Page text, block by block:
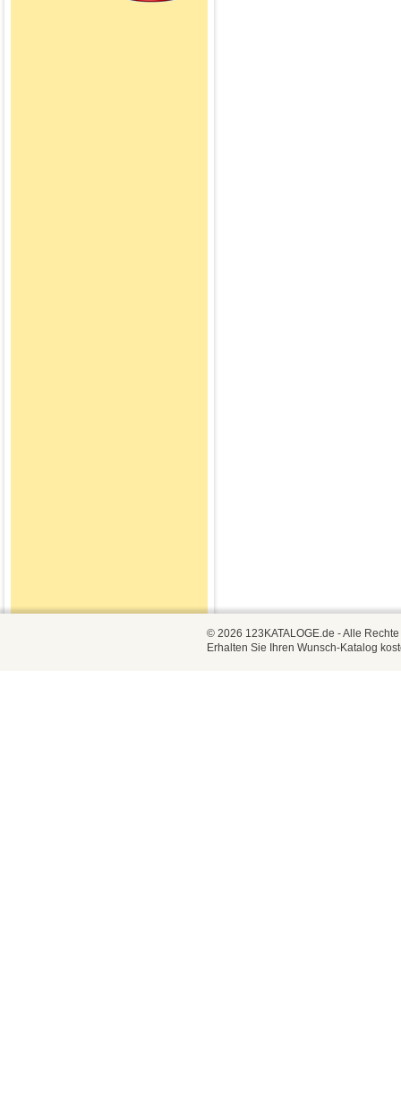
© 2026 123KATALOGE.de - Alle
Erhalten Sie Ihren Wunsch-Katalog